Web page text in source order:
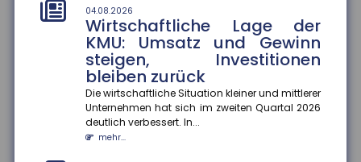
04.08.2026
Wirtschaftliche Lage der
KMU: Umsatz und Gewinn
steigen, Investitionen
bleiben zurück
Die wirtschaftliche Situation kleiner und mittlerer
Unternehmen hat sich im zweiten Quartal 2026
deutlich verbessert. In...
mehr...
mehr...
01.08.2026
Durchschnittskosten für
Blitzschäden gestiegen
Die Zahl der Blitz- und Überspannungsschäden in
Deutschland ist zwar gesunken, dafür stiegen die
durchschnittlichen Sch...
mehr...